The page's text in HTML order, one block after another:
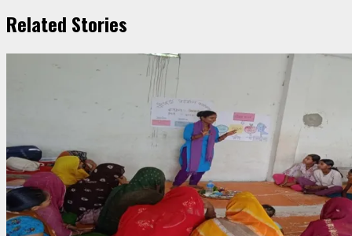
Related Stories